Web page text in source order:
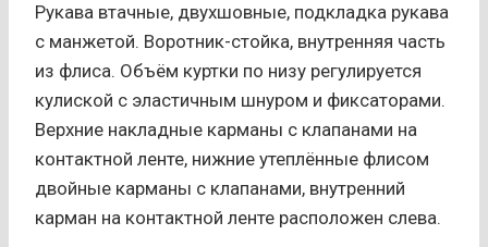
Рукава втачные, двухшовные, подкладка рукава
с манжетой. Воротник-стойка, внутренняя часть
из флиса. Объём куртки по низу регулируется
кулиской с эластичным шнуром и фиксаторами.
Верхние накладные карманы с клапанами на
контактной ленте, нижние утеплённые флисом
двойные карманы с клапанами, внутренний
карман на контактной ленте расположен слева.